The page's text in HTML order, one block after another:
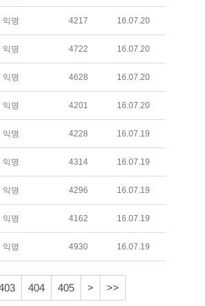
익명 4217 16.07.20
익명 4722 16.07.20
익명 4628 16.07.20
익명 4201 16.07.20
익명 4228 16.07.19
익명 4314 16.07.19
익명 4296 16.07.19
익명 4162 16.07.19
익명 4930 16.07.19
404 405 > >>